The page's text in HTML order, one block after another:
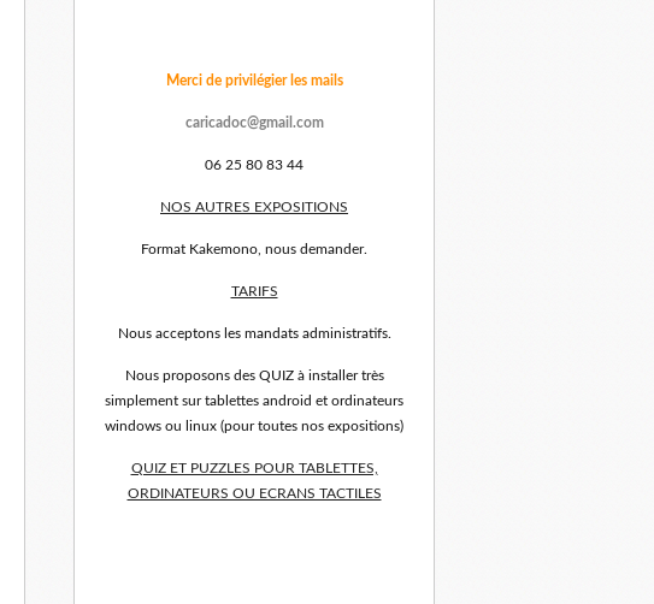
Merci de privilégier les mails
caricadoc@gmail.com
06 25 80 83 44
NOS AUTRES EXPOSITIONS
Format Kakemono, nous demander.
TARIFS
Nous acceptons les mandats administratifs.
Nous proposons des QUIZ à installer très
simplement sur tablettes android et ordinateurs
windows ou linux (pour toutes nos expositions)
QUIZ ET PUZZLES POUR TABLETTES,
ORDINATEURS OU ECRANS TACTILES